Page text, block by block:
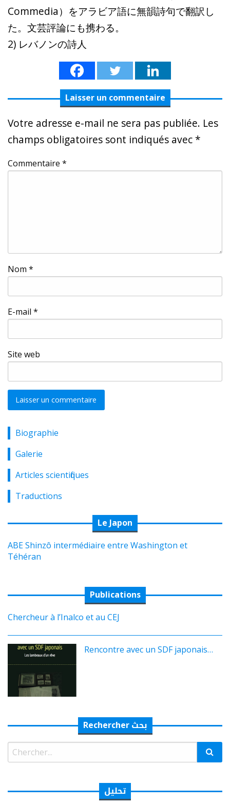
Commedia）をアラビア語に無韻詩句で翻訳し
た。文芸評論にも携わる。
2) レバノンの詩人
Laisser un commentaire
Votre adresse e-mail ne sera pas publiée. Les
champs obligatoires sont indiqués avec *
Commentaire *
Nom *
E-mail *
Site web
Alternative:
Biographie
Galerie
Articles scientifiques
Traductions
Le Japon
ABE Shinzô intermédiaire entre Washington et
Téhéran
Publications
Chercheur à l’Inalco et au CEJ
Rencontre avec un SDF japonais…
Rechercher بحث
Rechercher:
تحليل